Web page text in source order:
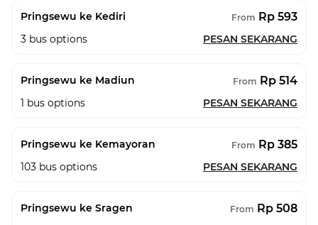
Pringsewu ke Kediri From Rp 593
3 bus options PESAN SEKARANG
Pringsewu ke Madiun From Rp 514
1 bus options PESAN SEKARANG
Pringsewu ke Kemayoran From Rp 385
103 bus options PESAN SEKARANG
Pringsewu ke Sragen From Rp 508